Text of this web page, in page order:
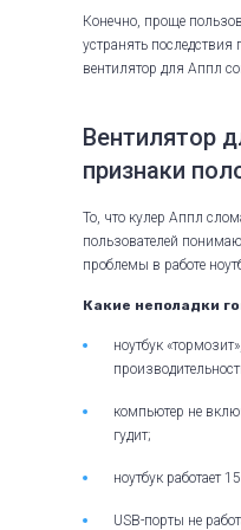
Конечно, проще
устранять последствия
вентилятор для Аппл
Вентилятор
признаки
То, что кулер Аппл
пользователей
проблемы в работе
Какие неполадки
ноутбук
компьютер не
гудит;
ноутбук работает
USB-порты не